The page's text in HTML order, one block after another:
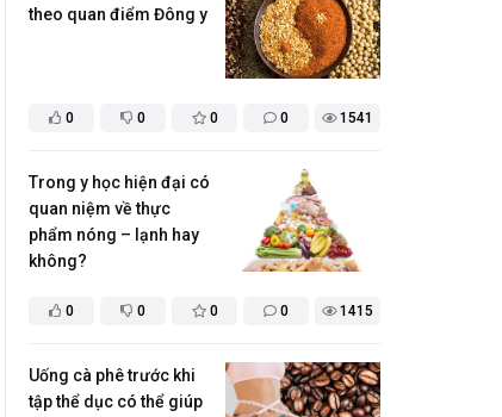
0 0 0 0 1541
theo quan điểm Đông y
0 0 0 0 1415
Trong y học hiện đại có
quan niệm về thực
phẩm nóng – lạnh hay
không?
Uống cà phê trước khi
tập thể dục có thể giúp